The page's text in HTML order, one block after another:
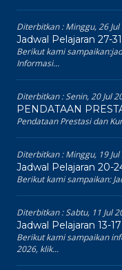
Diterbitkan :Minggu, 26
Jadwal Pelajaran 27-
Berikut kami
Informasi...
Diterbitkan :Senin, 20 Jul
PENDATAAN
Pendataan Prestasi dan
Diterbitkan :Minggu, 19
Jadwal Pelajaran 20-
Berikut kami sampaikan:
Diterbitkan :Sabtu, 11 Jul
Jadwal Pelajaran 13-
Berikut kami sampaikan
2026, klik...